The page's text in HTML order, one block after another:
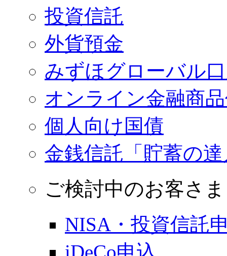
投資信託
外貨預金
みずほグローバル
オンライン金融商
個人向け国債
金銭信託「貯蓄の
ご検討中のお客さま
NISA・投資信託
iDeCo申込